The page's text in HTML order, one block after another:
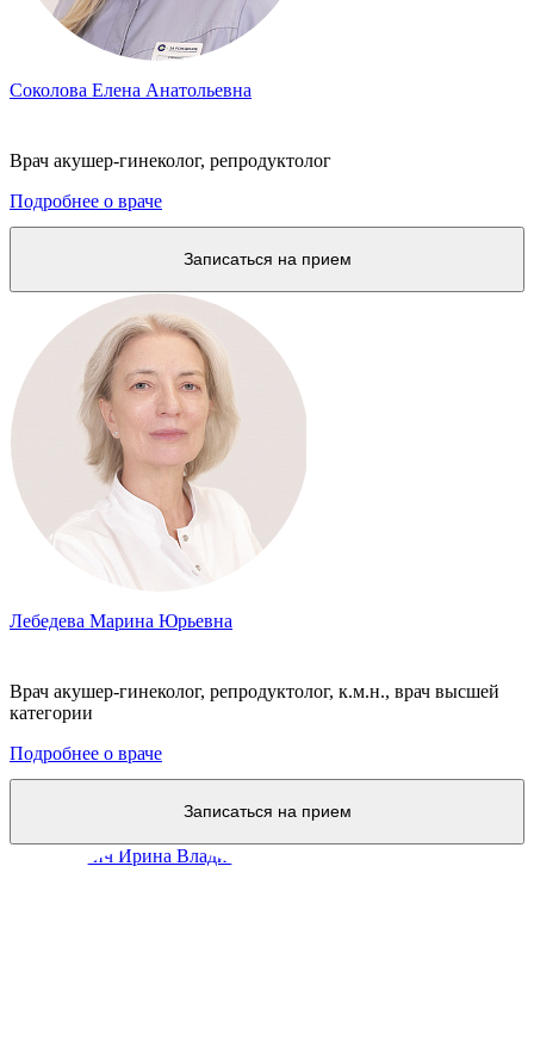
Соколова Елена Анатольевна
Врач акушер-гинеколог, репродуктолог
Подробнее о враче
Записаться на прием
Лебедева Марина Юрьевна
Врач акушер-гинеколог, репродуктолог, к.м.н., врач высшей
категории
Подробнее о враче
Записаться на прием